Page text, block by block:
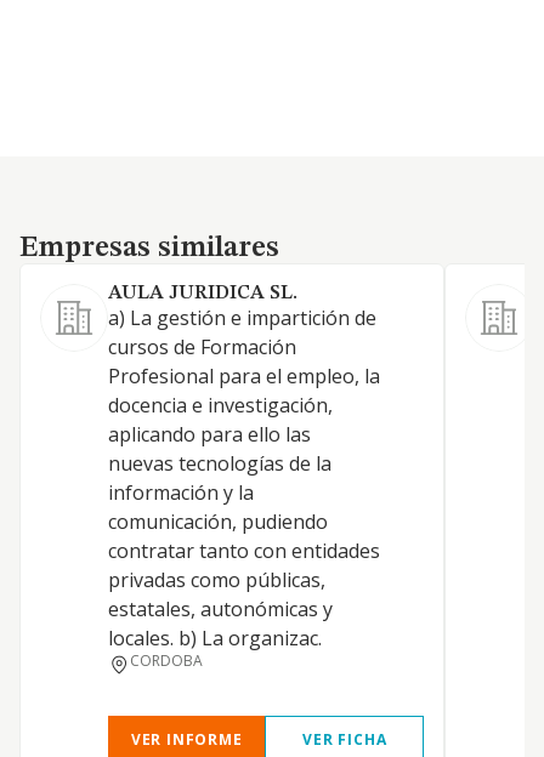
Empresas similares
Empresas similares
AULA JURIDICA SL.
a) La gestión e impartición de
cursos de Formación
Profesional para el empleo, la
docencia e investigación,
aplicando para ello las
nuevas tecnologías de la
información y la
comunicación, pudiendo
contratar tanto con entidades
privadas como públicas,
estatales, autonómicas y
locales. b) La organizac.
CORDOBA
VER INFORME VER FICHA